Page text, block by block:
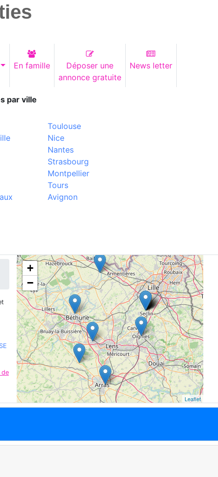
En famille
Déposer une
annonce gratuite
News letter
par ville
Toulouse
Nice
Nantes
Strasbourg
Montpellier
Tours
Avignon
de
+
−
Leaflet